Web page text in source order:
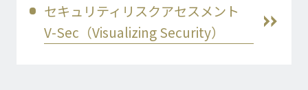
セキュリティリスクアセスメント
V-Sec（Visualizing Security）